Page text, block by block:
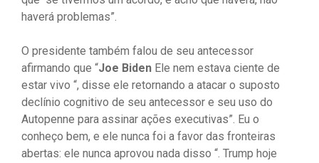
haverá problemas”.
O presidente também falou de seu antecessor
afirmando que “Joe Biden Ele nem estava ciente de
estar vivo “, disse ele retornando a atacar o suposto
declínio cognitivo de seu antecessor e seu uso do
Autopenne para assinar ações executivas”. Eu o
conheço bem, e ele nunca foi a favor das fronteiras
abertas: ele nunca aprovou nada disso “. Trump hoje